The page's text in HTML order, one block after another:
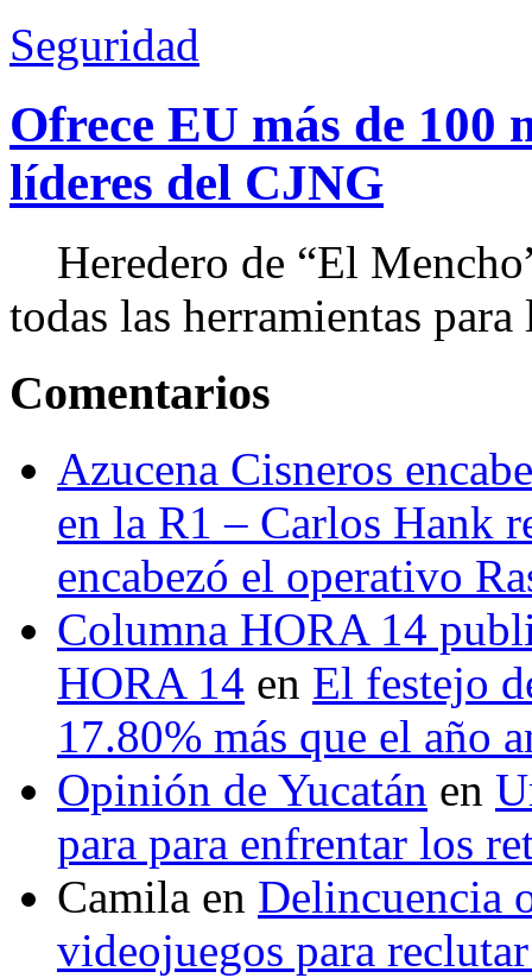
Seguridad
Ofrece EU más de 100
líderes del CJNG
Heredero de “El
todas las herramientas
Comentarios
Azucena Cisneros
en la R1 – Carlos Hank
encabezó el operativo
Columna HORA 14
HORA 14 en El festejo
17.80% más que el año
Opinión de Yucatán en
para para enfrentar los
Camila en Delincuencia
videojuegos para